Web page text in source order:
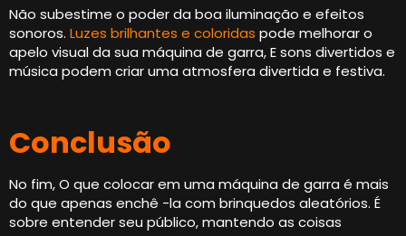
Não subestime o poder da boa iluminação e efeitos
sonoros. Luzes brilhantes e coloridas pode melhorar o
apelo visual da sua máquina de garra, E sons divertidos e
música podem criar uma atmosfera divertida e festiva.
Conclusão
No fim, O que colocar em uma máquina de garra é mais
do que apenas enchê -la com brinquedos aleatórios. É
sobre entender seu público, mantendo as coisas